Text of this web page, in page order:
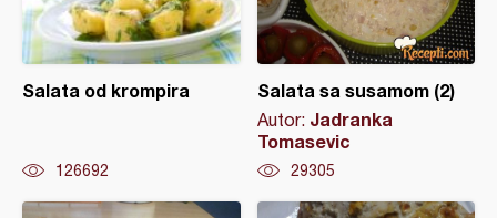
Salata od krompira
126692
Salata sa susamom (2)
Autor: Jadranka
Tomasevic
29305